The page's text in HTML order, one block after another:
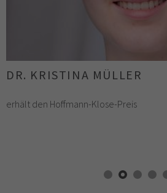
PROF. DR. JOACHIM KIRSCH
erhält den PaLMe-Lehrpreis